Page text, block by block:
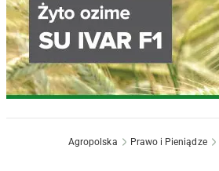
Agropolska Prawo i Pieniądze